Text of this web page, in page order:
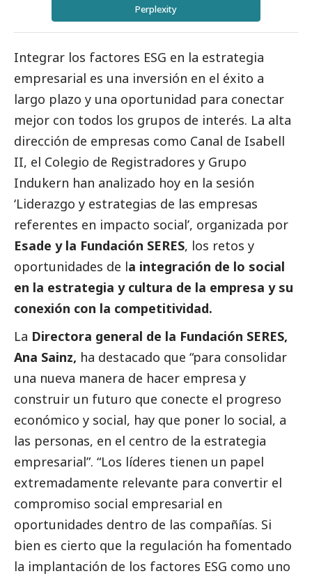
Perplexity
Integrar los factores ESG en la estrategia
empresarial es una inversión en el éxito a
largo plazo y una oportunidad para conectar
mejor con todos los grupos de interés. La alta
dirección de empresas como Canal de Isabell
II, el Colegio de Registradores y Grupo
Indukern han analizado hoy en la sesión
‘Liderazgo y estrategias de las empresas
referentes en impacto social’, organizada por
Esade y la Fundación SERES, los retos y
oportunidades de la integración de lo social
en la estrategia y cultura de la empresa y su
conexión con la competitividad.
La Directora general de la Fundación SERES,
Ana Sainz, ha destacado que “para consolidar
una nueva manera de hacer empresa y
construir un futuro que conecte el progreso
económico y social, hay que poner lo social, a
las personas, en el centro de la estrategia
empresarial”. “Los líderes tienen un papel
extremadamente relevante para convertir el
compromiso social empresarial en
oportunidades dentro de las compañías. Si
bien es cierto que la regulación ha fomentado
la implantación de los factores ESG como uno